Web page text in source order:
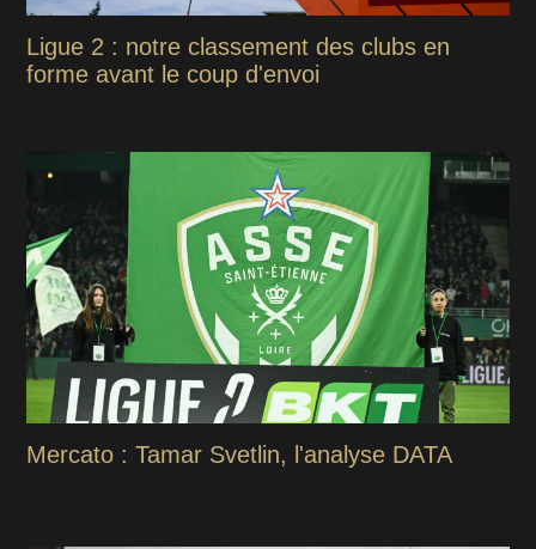
Ligue 2 : notre classement des clubs en
forme avant le coup d'envoi
Mercato : Tamar Svetlin, l'analyse DATA